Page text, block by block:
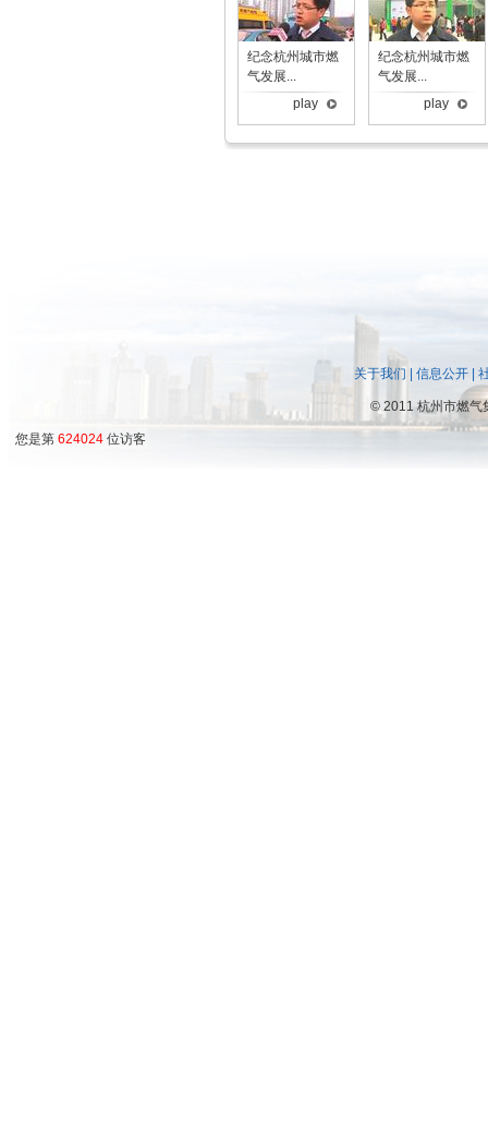
纪念杭州城市燃
气发展...
play
纪念杭州城市燃
气发展...
play
关于我们 信息公开
©2011 杭州市燃气
您是第 624024 位访客